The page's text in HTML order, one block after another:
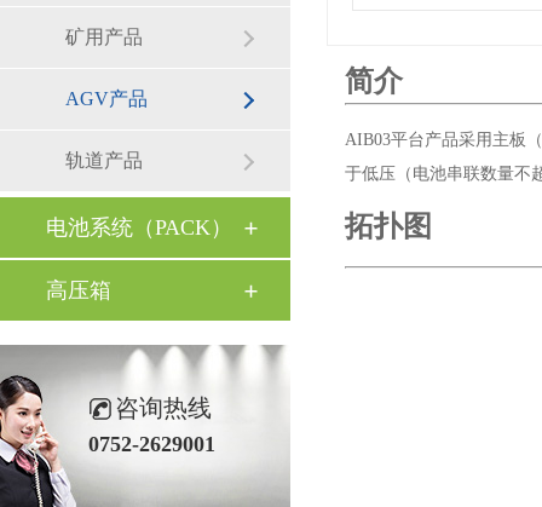
矿用产品
AGV产品
轨道产品
电池系统（PACK）
高压箱
咨询热线
0752-2629001
简介
AIB03平台产品采用主板
于低压（电池串联数量不
拓扑图